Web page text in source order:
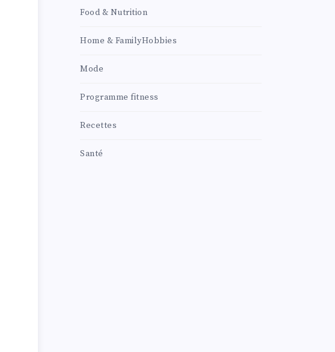
Food & Nutrition
Home & FamilyHobbies
Mode
Programme fitness
Recettes
Santé